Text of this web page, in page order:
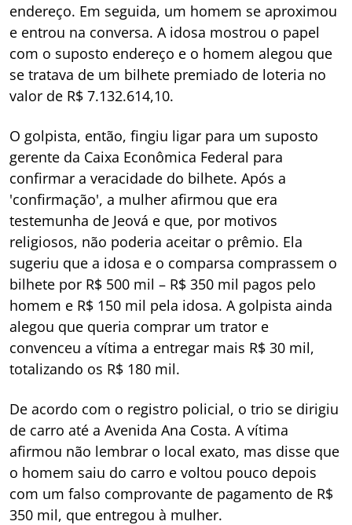
endereço. Em seguida, um homem se aproximou
e entrou na conversa. A idosa mostrou o papel
com o suposto endereço e o homem alegou que
se tratava de um bilhete premiado de loteria no
valor de R$ 7.132.614,10.
O golpista, então, fingiu ligar para um suposto
gerente da Caixa Econômica Federal para
confirmar a veracidade do bilhete. Após a
'confirmação', a mulher afirmou que era
testemunha de Jeová e que, por motivos
religiosos, não poderia aceitar o prêmio. Ela
sugeriu que a idosa e o comparsa comprassem o
bilhete por R$ 500 mil – R$ 350 mil pagos pelo
homem e R$ 150 mil pela idosa. A golpista ainda
alegou que queria comprar um trator e
convenceu a vítima a entregar mais R$ 30 mil,
totalizando os R$ 180 mil.
De acordo com o registro policial, o trio se dirigiu
de carro até a Avenida Ana Costa. A vítima
afirmou não lembrar o local exato, mas disse que
o homem saiu do carro e voltou pouco depois
com um falso comprovante de pagamento de R$
350 mil, que entregou à mulher.